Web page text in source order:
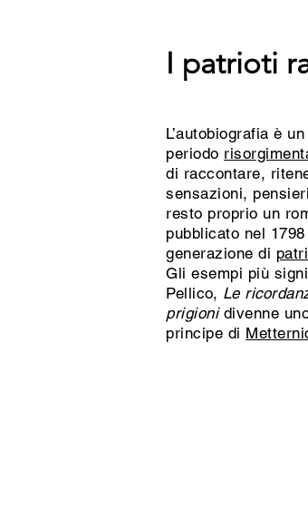
I patrioti
L’autobiografia è
periodo
di raccontare,
sensazioni,
resto proprio un
pubblicato nel
generazione di
Gli esempi più
Pellico, Le
prigionidivenne
principe di